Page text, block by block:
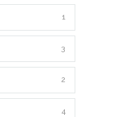
1
3
2
4